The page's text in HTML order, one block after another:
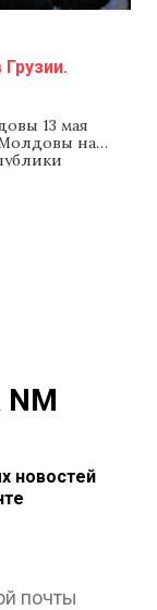
13 мая
на
в Грузии.
NM
новостей